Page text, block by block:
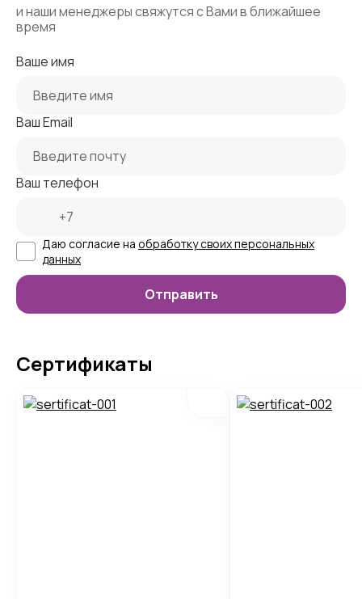
и наши менеджеры свяжутся с Вами в ближайшее
время
Ваше имя
Ваш Email
Ваш телефон
Даю согласие на обработку своих персональных
данных
Сертификаты